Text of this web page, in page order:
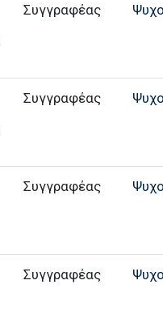
Συγγραφέας
Συγγραφέας
Συγγραφέας
Συγγραφέας